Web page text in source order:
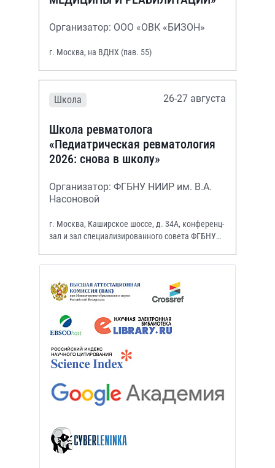
Организатор: ООО «ОВК «БИЗОН»
г. Москва, на ВДНХ (пав. 55)
Школа 26-27 августа
Школа ревматолога
«Педиатрическая ревматология
2026: снова в школу»
Организатор: ФГБНУ НИИР им. В.А.
Насоновой
г. Москва, Каширское шоссе, д. 34А, конференц-
зал и зал специализированного совета ФГБНУ